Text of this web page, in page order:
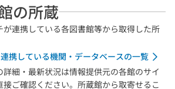
の所蔵
が連携している各図書館等から取得した所
連携している機関・データベースの一覧
細・最新状況は情報提供元の各館のサイ
接ご確認ください。所蔵館から取寄せるこ